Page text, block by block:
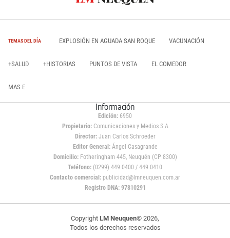
TEMAS DEL DÍA EXPLOSIÓN EN AGUADA SAN ROQUE VACUNACIÓN
+SALUD +HISTORIAS PUNTOS DE VISTA EL COMEDOR
MAS E
Información
Edición: 6950
Propietario:Comunicaciones y Medios S.A
Director: Juan Carlos Schroeder
Editor General:Ángel Casagrande
Domicilio:Fotheringham 445, Neuquén (CP 8300)
Teléfono: (0299) 449 0400 / 449 0410
Contacto comercial: publicidad@lmneuquen.com.ar
Registro DNA: 97810291
Copyright LM Neuquen© 2026,
Todos los derechos reservados